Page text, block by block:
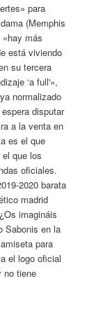
para
(Memphis
más
está viviendo
su tercera
‘a full'»,
normalizado
disputar
a la venta en
es el que
que los
oficiales.
2020 barata
madrid
imagináis
Sabonis en la
para
el logo oficial
no tiene